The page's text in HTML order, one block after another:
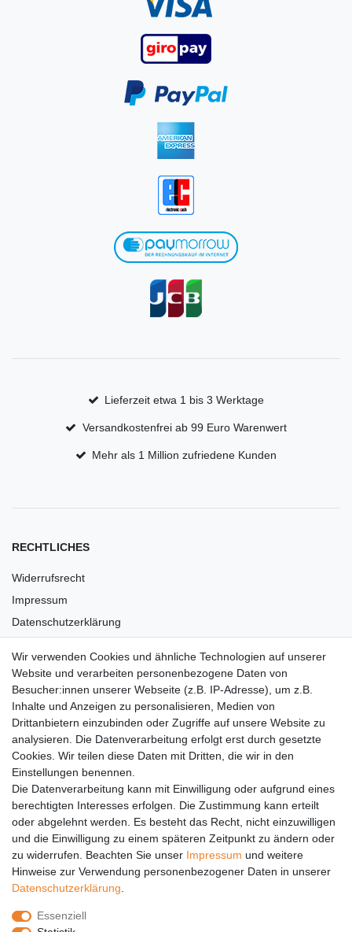
Lieferzeit etwa 1 bis 3 Werktage
Versandkostenfrei ab 99 Euro Warenwert
Mehr als 1 Million zufriedene Kunden
RECHTLICHES
Widerrufsrecht
Impressum
Datenschutzerklärung
Versandkosten
Barrierefreiheit
Anleitungen
Vertrag widerrufen
PARTNER
DHL
GLS
PaketPLUS
SPONSORING
Malchower SV 90
Wir verwenden Cookies und ähnliche Technologien auf unserer
Website und verarbeiten personenbezogene Daten von
Besucher:innen unserer Webseite (z.B. IP-Adresse), um z.B.
Inhalte und Anzeigen zu personalisieren, Medien von
Drittanbietern einzubinden oder Zugriffe auf unsere Website zu
analysieren. Die Datenverarbeitung erfolgt erst durch gesetzte
Cookies. Wir teilen diese Daten mit Dritten, die wir in den
Einstellungen benennen.
Die Datenverarbeitung kann mit Einwilligung oder aufgrund eines
berechtigten Interesses erfolgen. Die Zustimmung kann erteilt
oder abgelehnt werden. Es besteht das Recht, nicht einzuwilligen
und die Einwilligung zu einem späteren Zeitpunkt zu ändern oder
zu widerrufen. Beachten Sie unser Impressum und weitere
Hinweise zur Verwendung personenbezogener Daten in unserer
Daten­schutz­erklärung
Essenziell